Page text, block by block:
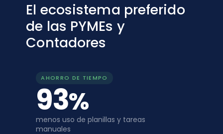
El ecosistema preferido
de las PYMEs y
Contadores
AHORRO DE TIEMPO
93%
menos uso de planillas y tareas
manuales